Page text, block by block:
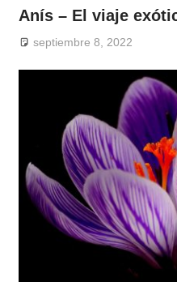
Anís – El viaje
septiembre 8, 2022